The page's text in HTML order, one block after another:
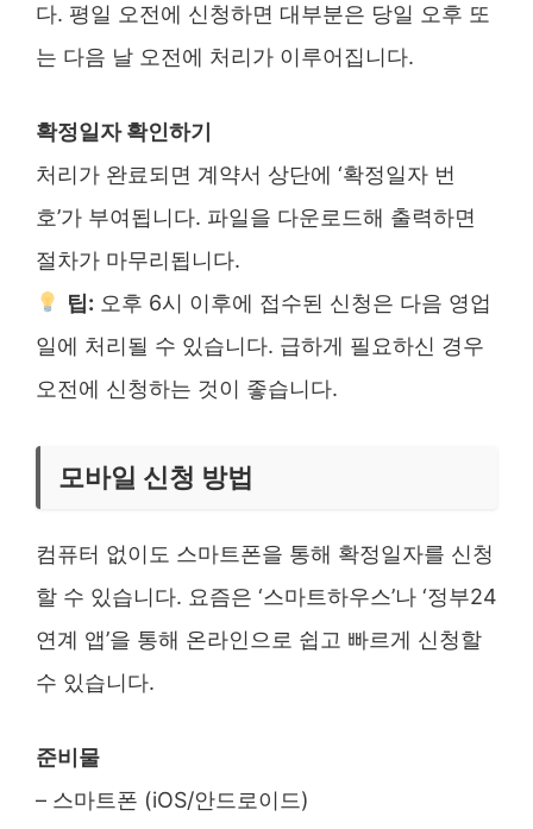
다. 평일 오전에 신청하면 대부분은 당일 오후 또
는 다음 날 오전에 처리가 이루어집니다.
확정일자 확인하기
처리가 완료되면 계약서 상단에 ‘확정일자 번
호’가 부여됩니다. 파일을 다운로드해 출력하면
절차가 마무리됩니다.
팁: 오후 6시 이후에 접수된 신청은 다음 영업
일에 처리될 수 있습니다. 급하게 필요하신 경우
오전에 신청하는 것이 좋습니다.
모바일 신청 방법
컴퓨터 없이도 스마트폰을 통해 확정일자를 신청
할 수 있습니다. 요즘은 ‘스마트하우스’나 ‘정부24
연계 앱’을 통해 온라인으로 쉽고 빠르게 신청할
수 있습니다.
준비물
– 스마트폰 (iOS/안드로이드)